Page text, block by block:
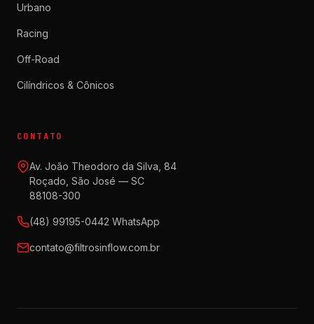
Urbano
Racing
Off-Road
Cilíndricos & Cônicos
CONTATO
Av. João Theodoro da Silva, 84
Roçado, São José — SC
88108-300
(48) 99195-0442 WhatsApp
contato@filtrosinflow.com.br